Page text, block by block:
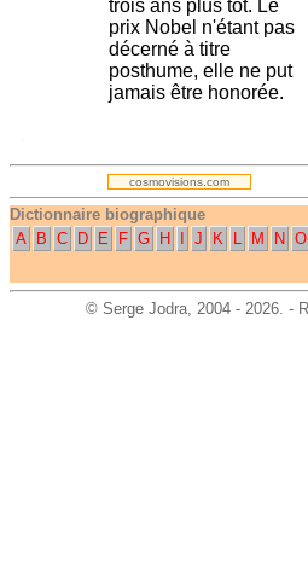
trois ans plus tôt. Le
prix Nobel n'étant pas
décerné à titre
posthume, elle ne put
jamais être honorée.
.
cosmovisions.com
Dictionnaire biographique
A
B C D E F G H J K L M N O
© Serge Jodra, 2004 - 2026. -